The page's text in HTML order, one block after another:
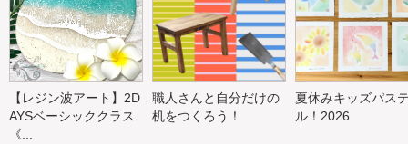
【レジン波アート】2D
AYSベーシッククラス
《...
職人さんと自分だけの
机をつくろう！
夏休みキッズパス
ル！2026